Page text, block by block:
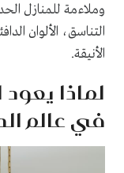
وملاءمة للمنازل
التناسق، الألوان
الأنيقة.
لماذا يعود
في عالم